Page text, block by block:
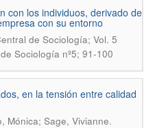
con los individuos, derivado de
con su entorno
de Sociología; Vol. 5
Sociología nº5; 91-100
en la tensión entre calidad
Mónica; Sage, Vivianne.